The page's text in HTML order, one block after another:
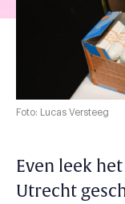
Foto: Lucas Versteeg
Even leek
Utrecht